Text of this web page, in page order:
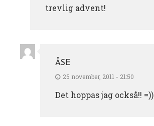
trevlig advent!
ÅSE
25 november, 2011 - 21:50
Det hoppas jag också!! =))